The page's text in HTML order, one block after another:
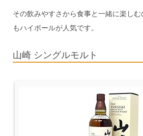
その飲みやすさから食事と一緒に楽し
もハイボールが人気です。
山崎 シングルモルト